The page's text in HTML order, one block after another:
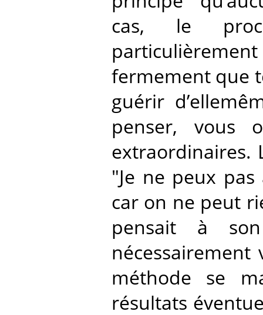
cas, le
fermement que
guérir
penser, vous
extraordinaires.
"Je ne peux
car on ne peut
pensait à
nécessairement
méthode se
résultats